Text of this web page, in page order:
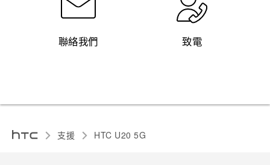
聯絡我們 致電
支援 ‎HTC U20 5G‎